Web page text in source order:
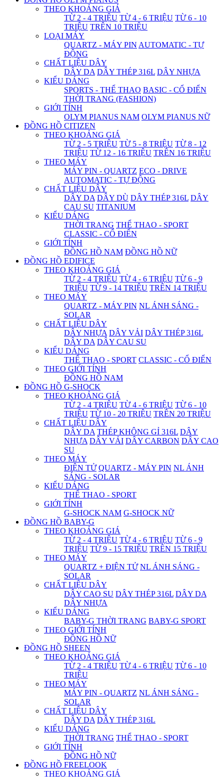
THEO KHOẢNG GIÁ
TỪ 2 - 4 TRIỆU TỪ 4 - 6 TRIỆU TỪ 6 - 10
TRIỆU TRÊN 10 TRIỆU
LOẠI MÁY
QUARTZ - MÁY PIN AUTOMATIC - TỰ
ĐỘNG
CHẤT LIỆU DÂY
DÂY DA DÂY THÉP 316L DÂY NHỰA
KIỂU DÁNG
SPORTS - THỂ THAO BASIC - CỔ ĐIỂN
THỜI TRANG (FASHION)
GIỚI TÍNH
OLYM PIANUS NAM OLYM PIANUS NỮ
ĐỒNG HỒ CITIZEN
THEO KHOẢNG GIÁ
TỪ 2 - 5 TRIỆU TỪ 5 - 8 TRIỆU TỪ 8 - 12
TRIỆU TỪ 12 - 16 TRIỆU TRÊN 16 TRIỆU
THEO MÁY
MÁY PIN - QUARTZ ECO - DRIVE
AUTOMATIC - TỰ ĐỘNG
CHẤT LIỆU DÂY
DÂY DA DÂY DÙ DÂY THÉP 316L DÂY
CAU SU TITANIUM
KIỂU DÁNG
THỜI TRANG THỂ THAO - SPORT
CLASSIC - CỔ ĐIỂN
GIỚI TÍNH
ĐỒNG HỒ NAM ĐỒNG HỒ NỮ
ĐỒNG HỒ EDIFICE
THEO KHOẢNG GIÁ
TỪ 2 - 4 TRIỆU TỪ 4 - 6 TRIỆU TỪ 6 - 9
TRIỆU TỪ 9 - 14 TRIỆU TRÊN 14 TRIỆU
THEO MÁY
QUARTZ - MÁY PIN NL ÁNH SÁNG -
SOLAR
CHẤT LIỆU DÂY
DÂY NHỰA DÂY VẢI DÂY THÉP 316L
DÂY DA DÂY CAU SU
KIỂU DÁNG
THỂ THAO - SPORT CLASSIC - CỔ ĐIỂN
THEO GIỚI TÍNH
ĐỒNG HỒ NAM
ĐỒNG HỒ G-SHOCK
THEO KHOẢNG GIÁ
TỪ 2 - 4 TRIỆU TỪ 4 - 6 TRIỆU TỪ 6 - 10
TRIỆU TỪ 10 - 20 TRIỆU TRÊN 20 TRIỆU
CHẤT LIỆU DÂY
DÂY DA THÉP KHÔNG GỈ 316L DÂY
NHỰA DÂY VẢI DÂY CARBON DÂY CAO
SU
THEO MÁY
ĐIỆN TỬ QUARTZ - MÁY PIN NL ÁNH
SÁNG - SOLAR
KIỂU DÁNG
THỂ THAO - SPORT
GIỚI TÍNH
G-SHOCK NAM G-SHOCK NỮ
ĐỒNG HỒ BABY-G
THEO KHOẢNG GIÁ
TỪ 2 - 4 TRIỆU TỪ 4 - 6 TRIỆU TỪ 6 - 9
TRIỆU TỪ 9 - 15 TRIỆU TRÊN 15 TRIỆU
THEO MÁY
QUARTZ + ĐIỆN TỬ NL ÁNH SÁNG -
SOLAR
CHẤT LIỆU DÂY
DÂY CAO SU DÂY THÉP 316L DÂY DA
DÂY NHỰA
KIỂU DÁNG
BABY-G THỜI TRANG BABY-G SPORT
THEO GIỚI TÍNH
ĐỒNG HỒ NỮ
ĐỒNG HỒ SHEEN
THEO KHOẢNG GIÁ
TỪ 2 - 4 TRIỆU TỪ 4 - 6 TRIỆU TỪ 6 - 10
TRIỆU
THEO MÁY
MÁY PIN - QUARTZ NL ÁNH SÁNG -
SOLAR
CHẤT LIỆU DÂY
DÂY DA DÂY THÉP 316L
KIỂU DÁNG
THỜI TRANG THỂ THAO - SPORT
GIỚI TÍNH
ĐỒNG HỒ NỮ
ĐỒNG HỒ FREELOOK
THEO KHOẢNG GIÁ